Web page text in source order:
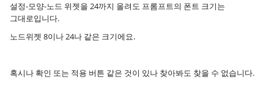
설정-모양-노드 위젯을 24까지 올려도 프롬프트의 폰트 크기는
그대로입니다.
노드위젯 8이나 24나 같은 크기에요.
혹시나 확인 또는 적용 버튼 같은 것이 있나 찾아봐도 찾을 수 없습니다.